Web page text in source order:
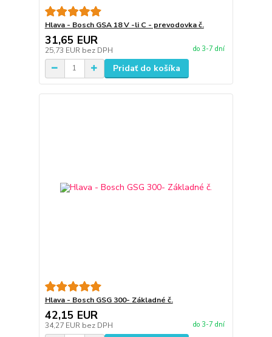
Hlava - Bosch GSA 18 V -li C - prevodovka č.
31,65 EUR
25,73 EUR bez DPH do 3-7 dní
Pridať do košíka
Hlava - Bosch GSG 300- Základné č.
42,15 EUR
34,27 EUR bez DPH do 3-7 dní